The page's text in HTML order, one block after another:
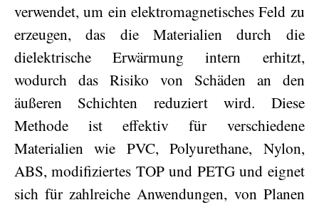
verwendet, um ein elektromagnetisches Feld zu
erzeugen, das die Materialien durch die
dielektrische Erwärmung intern erhitzt,
wodurch das Risiko von Schäden an den
äußeren Schichten reduziert wird. Diese
Methode ist effektiv für verschiedene
Materialien wie PVC, Polyurethane, Nylon,
ABS, modifiziertes TOP und PETG und eignet
sich für zahlreiche Anwendungen, von Planen